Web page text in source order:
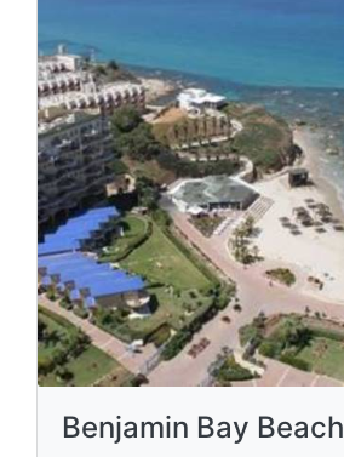
Benjamin Bay Beach